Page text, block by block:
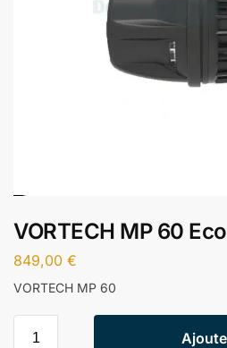
VORTECH MP 60
849,00 €
VORTECH MP 60